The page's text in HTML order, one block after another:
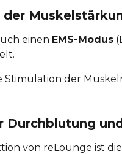
der
einen EMS-Modus
Stimulation der
Durchblutung
von reLounge ist